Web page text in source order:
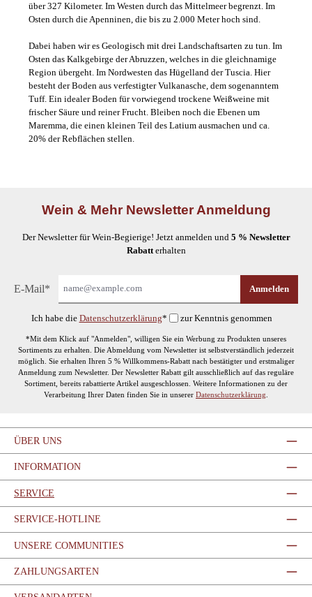
über 327 Kilometer. Im Westen durch das Mittelmeer begrenzt. Im
Osten durch die Apenninen, die bis zu 2.000 Meter hoch sind.
Dabei haben wir es Geologisch mit drei Landschaftsarten zu tun. Im
Osten das Kalkgebirge der Abruzzen, welches in die gleichnamige
Region übergeht. Im Nordwesten das Hügelland der Tuscia. Hier
besteht der Boden aus verfestigter Vulkanasche, dem sogenanntem
Tuff. Ein idealer Boden für vorwiegend trockene Weißweine mit
frischer Säure und reiner Frucht. Bleiben noch die Ebenen um
Maremma, die einen kleinen Teil des Latium ausmachen und ca.
20% der Rebflächen stellen.
Wein & Mehr Newsletter Anmeldung
Der Newsletter für Wein-Begierige! Jetzt anmelden und 5 % Newsletter
Rabatterhalten
E-Mail* Anmelden
Ich habe die Datenschutzerklärung* zur Kenntnis genommen
*Mit dem Klick auf "Anmelden", willigen Sie ein Werbung zu Produkten unseres
Sortiments zu erhalten. Die Abmeldung vom Newsletter ist selbstverständlich jederzeit
möglich. Sie erhalten Ihren 5 % Willkommens-Rabatt nach bestätigter und erstmaliger
Anmeldung zum Newsletter. Der Newsletter Rabatt gilt ausschließlich auf das reguläre
Sortiment, bereits rabattierte Artikel ausgeschlossen. Weitere Informationen zu der
Verarbeitung Ihrer Daten finden Sie in unserer Datenschutzerklärung
ÜBER UNS
INFORMATION
SERVICE
SERVICE-HOTLINE
UNSERE COMMUNITIES
ZAHLUNGSARTEN